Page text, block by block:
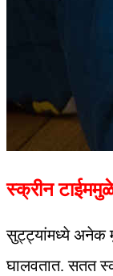
स्क्रीन
सुट्ट्यांमध्ये अनेक
घालवतात. सतत